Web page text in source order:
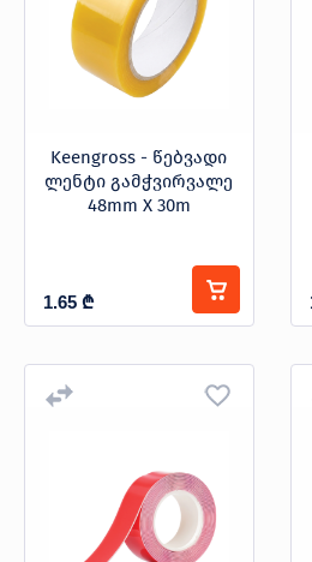
Keengross - წებვადი
ლენტი გამჭვირვალე
48mm X 30m
1.65 ₾